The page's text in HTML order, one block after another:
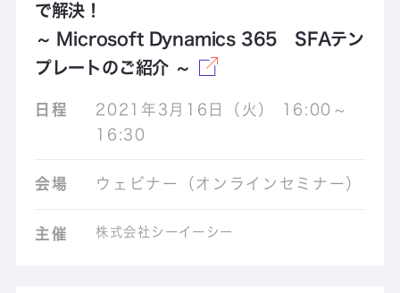
で解決！
～ Microsoft Dynamics 365 SFAテン
プレートのご紹介 ～
日程
2021年3月16日（火） 16:00～
16:30
会場 ウェビナー（オンラインセミナー）
主催 株式会社シーイーシー